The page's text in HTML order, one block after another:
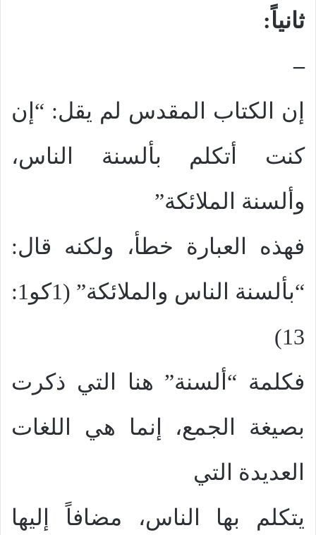
ثانياً:
–
إن الكتاب المقدس لم يقل: “إن
كنت أتكلم بألسنة الناس،
وألسنة الملائكة”
فهذه العبارة خطأ، ولكنه قال:
“بألسنة الناس والملائكة” (1كو1:
13)
فكلمة “ألسنة” هنا التي ذكرت
بصيغة الجمع، إنما هي اللغات
العديدة التي
يتكلم بها الناس، مضافاً إليها